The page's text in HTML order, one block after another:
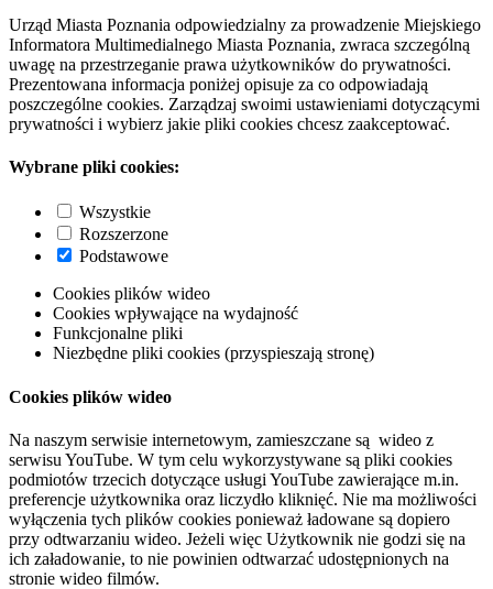
Urząd Miasta Poznania odpowiedzialny za prowadzenie Miejskiego
Informatora Multimedialnego Miasta Poznania, zwraca szczególną
uwagę na przestrzeganie prawa użytkowników do prywatności.
Prezentowana informacja poniżej opisuje za co odpowiadają
poszczególne cookies. Zarządzaj swoimi ustawieniami dotyczącymi
prywatności i wybierz jakie pliki cookies chcesz zaakceptować.
Wybrane pliki cookies:
Wszystkie
Rozszerzone
Podstawowe
Cookies plików wideo
Cookies wpływające na wydajność
Funkcjonalne pliki
Niezbędne pliki cookies (przyspieszają stronę)
Cookies plików wideo
Na naszym serwisie internetowym, zamieszczane są wideo z
serwisu YouTube. W tym celu wykorzystywane są pliki cookies
podmiotów trzecich dotyczące usługi YouTube zawierające m.in.
preferencje użytkownika oraz liczydło kliknięć. Nie ma możliwości
wyłączenia tych plików cookies ponieważ ładowane są dopiero
przy odtwarzaniu wideo. Jeżeli więc Użytkownik nie godzi się na
ich załadowanie, to nie powinien odtwarzać udostępnionych na
stronie wideo filmów.